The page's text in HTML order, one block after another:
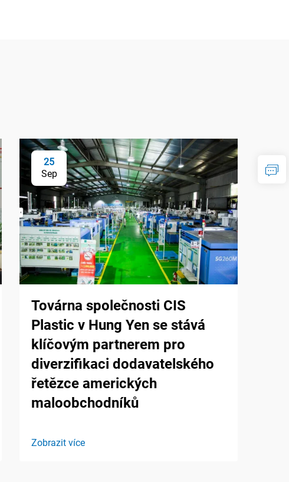
25
Sep
Továrna společnosti CIS
Plastic v Hung Yen se stává
klíčovým partnerem pro
diverzifikaci dodavatelského
řetězce amerických
maloobchodníků
Zobrazit více